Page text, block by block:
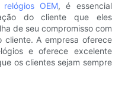
OEM, é essencial
do cliente que eles
de seu compromisso com
A empresa oferece
e oferece excelente
os clientes sejam sempre